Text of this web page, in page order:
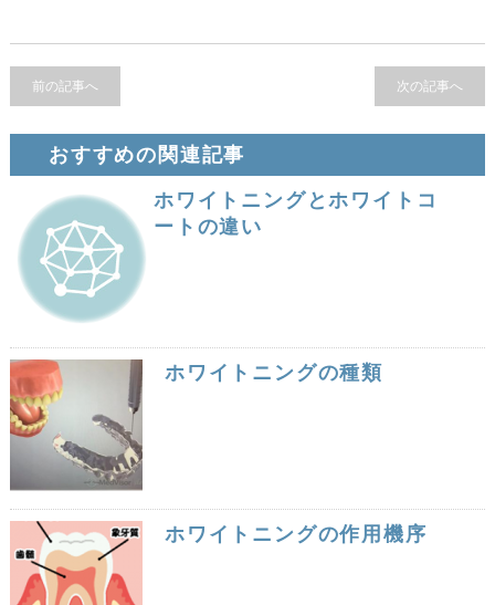
前の記事へ 次の記事へ
おすすめの関連記事
ホワイトニングとホワイトコ
ートの違い
ホワイトニングの種類
ホワイトニングの作用機序